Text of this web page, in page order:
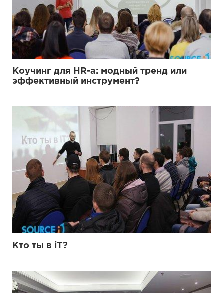
Коучинг для HR-а: модный тренд или
эффективный инструмент?
Кто ты в iT?